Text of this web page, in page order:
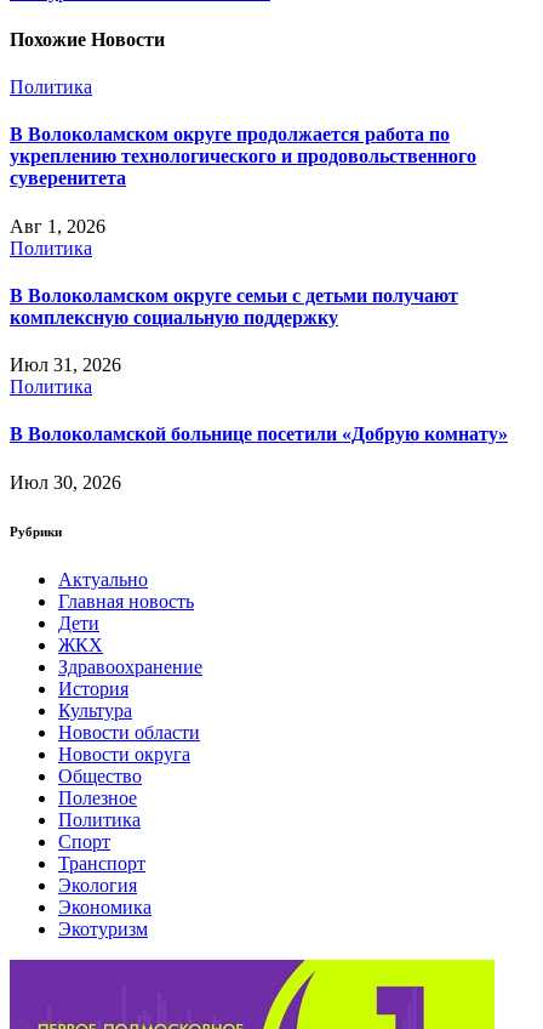
Похожие Новости
Политика
В Волоколамском округе продолжается работа по
укреплению технологического и продовольственного
суверенитета
Авг 1, 2026
Политика
В Волоколамском округе семьи с детьми получают
комплексную социальную поддержку
Июл 31, 2026
Политика
В Волоколамской больнице посетили «Добрую комнату»
Июл 30, 2026
Рубрики
Актуально
Главная новость
Дети
ЖКХ
Здравоохранение
История
Культура
Новости области
Новости округа
Общество
Полезное
Политика
Спорт
Транспорт
Экология
Экономика
Экотуризм